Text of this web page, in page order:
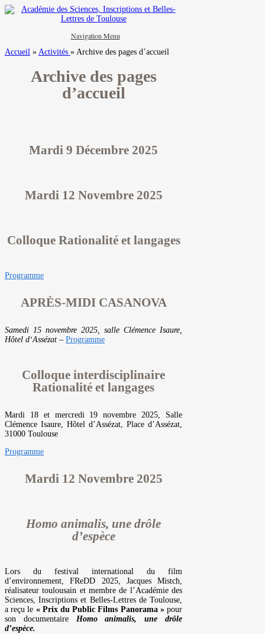
Navigation Menu
Accueil » Activités » Archive des pages d’accueil
Archive des pages
d’accueil
Mardi 9 Décembre 2025
Mardi 12 Novembre 2025
Colloque Rationalité et langages
Programme
APRÈS-MIDI CASANOVA
Samedi 15 novembre 2025, salle Clémence Isaure,
Hôtel d‘Assézat – Programme
Colloque interdisciplinaire
Rationalité et langages
Mardi 18 et mercredi 19 novembre 2025, Salle
Clémence Isaure, Hôtel d’Assézat, Place d’Assézat,
31000 Toulouse
Programme
Mardi 12 Novembre 2025
Homo animalis, une drôle
d’espèce
Lors du festival international du film
d’environnement, FReDD 2025, Jacques Mistch,
réalisateur toulousain et membre de l’Académie des
Sciences, Inscriptions et Belles-Lettres de Toulouse,
a reçu le « Prix du Public Films Panorama »pour
son documentaire Homo animalis, une drôle
d’espèce.